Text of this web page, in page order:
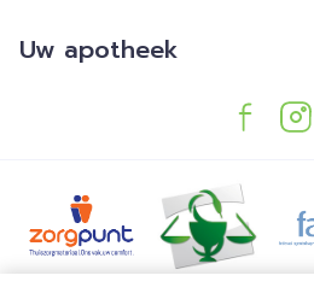
Uw apotheek